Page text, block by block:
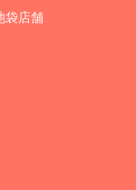
袋店舗